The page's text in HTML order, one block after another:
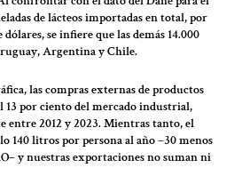
de lácteos importadas en total, por
se infiere que las demás 14.000
Argentina y Chile.
las compras externas de productos
13 por ciento del mercado industrial,
entre 2012 y 2023. Mientras tanto, el
140 litros por persona al año –30 menos
y nuestras exportaciones no suman ni